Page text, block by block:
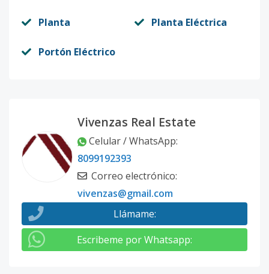
Planta Planta Eléctrica
Portón Eléctrico
Vivenzas Real Estate
Celular / WhatsApp:
8099192393
Correo electrónico:
vivenzas@gmail.com
Llámame:
Escribeme por Whatsapp: